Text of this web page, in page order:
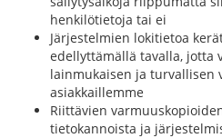
henkilötietoja tai ei
Järjestelmien lokitietoa
edellyttämällä tavalla, jotta
lainmukaisen ja turvallisen
asiakkaillemme
Riittävien
tietokannoista ja